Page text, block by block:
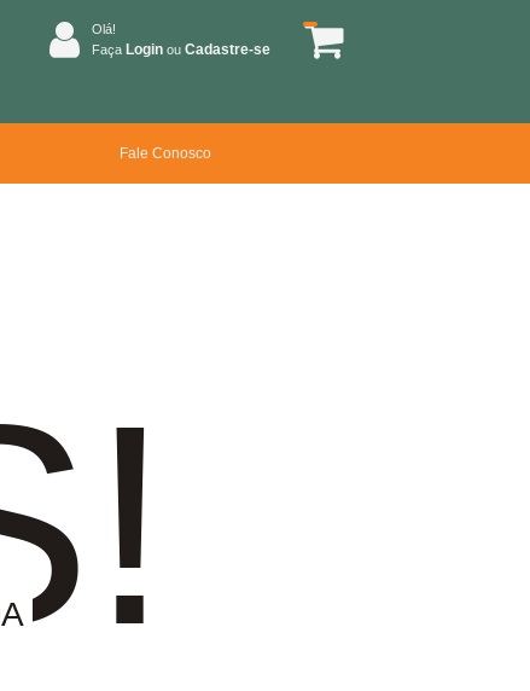
Olá!
Faça Login ou Cadastre-se
Fale Conosco